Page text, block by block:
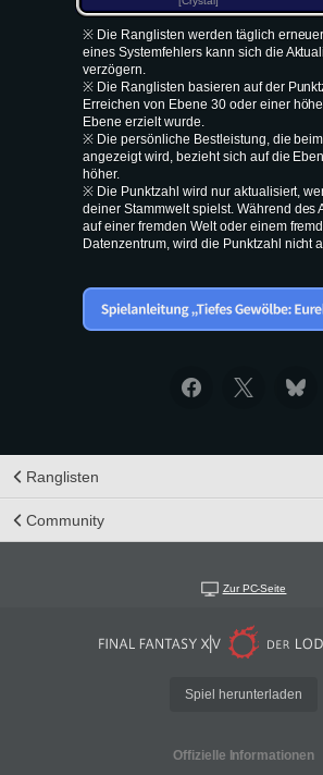
※ Die Ranglisten werden täglich
eines Systemfehlers kann sich die
verzögern.
※ Die Ranglisten basieren auf der
Erreichen von Ebene 30 oder einer
Ebene erzielt wurde.
※ Die persönliche Bestleistung, die
angezeigt wird, bezieht sich auf die
höher.
※ Die Punktzahl wird nur aktualisiert,
deiner Stammwelt spielst. Während des
auf einer fremden Welt oder einem
Datenzentrum, wird die Punktzahl nicht
Ranglisten
Community
Zur PC-Seite
Spiel herunterladen
Offizielle Informationen